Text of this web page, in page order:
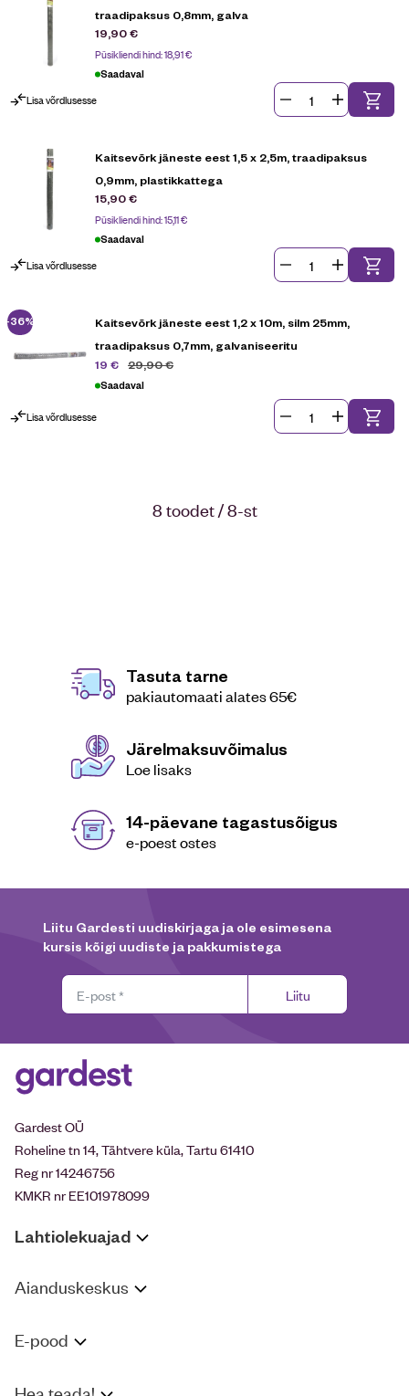
traadipaksus 0,8mm, galva
19,90€
Püsikliendi hind:18,91€
Saadaval
Lisa võrdlusesse
Kaitsevõrk jäneste eest 1,5 x 2,5m, traadipaksus
0,9mm, plastikkattega
15,90€
Püsikliendi hind:15,11€
Saadaval
Lisa võrdlusesse
-36%
Kaitsevõrk jäneste eest 1,2 x 10m, silm 25mm,
traadipaksus 0,7mm, galvaniseeritu
29,90€
19 €
Saadaval
Lisa võrdlusesse
8 toodet / 8-st
Tasuta tarne
pakiautomaati alates 65€
Järelmaksuvõimalus
Loe lisaks
14-päevane tagastusõigus
e-poest ostes
Liitu Gardesti uudiskirjaga ja ole esimesena
kursis kõigi uudiste ja pakkumistega
Liitu
Gardest OÜ
Roheline tn 14, Tähtvere küla, Tartu 61410
Reg nr 14246756
KMKR nr EE101978099
Lahtiolekuajad
Aianduskeskus
E-pood